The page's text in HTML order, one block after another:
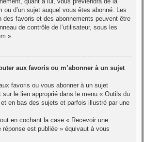
ou d’un sujet auquel vous êtes abonné. Les
des favoris et des abonnements peuvent être
de contrôle de l’utilisateur, sous les
».
aux favoris ou m’abonner à un sujet
favoris ou vous abonner à un sujet
le lien approprié dans le menu « Outils du
en bas des sujets et parfois illustré par une
en cochant la case « Recevoir une
réponse est publiée » équivaut à vous